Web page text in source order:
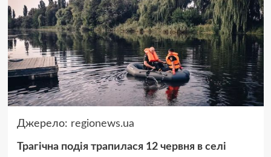
Джерело: regionews.ua
Трагічна подія трапилася 12 червня в селі